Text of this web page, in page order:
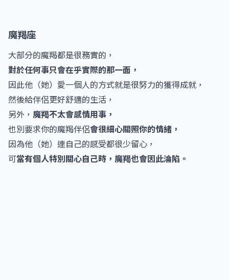
魔羯座
大部分的魔羯都是很務實的，
對於任何事只會在乎實際的那一面，
因此他（她）愛一個人的方式就是很努力的獲得成就，
然後給伴侶更好舒適的生活，
另外， 魔羯不太會感情用事，
也別要求你的魔羯伴侶會很細心關照你的情緒，
因為他（她）連自己的感受都很少留心，
可當有個人特別關心自己時，魔羯也會因此淪陷。